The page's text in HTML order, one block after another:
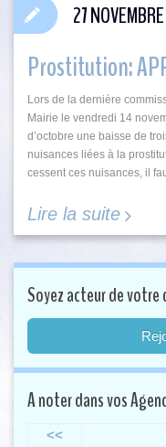
Prostitution:
Lors de la dernière
Mairie le vendredi 14
d’octobre une baisse de
nuisances liées à la
cessent ces nuisances, il
Lire la suite
27
Soyez acteur de
A noter dans vos
<<